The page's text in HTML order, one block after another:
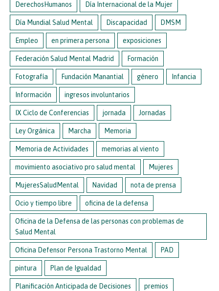
DerechosHumanos Día Internacional de la Mujer
Día Mundial Salud Mental Discapacidad DMSM
Empleo en primera persona exposiciones
Federación Salud Mental Madrid Formación
Fotografía Fundación Manantial género Infancia
Información ingresos involuntarios
IX Ciclo de Conferencias jornada Jornadas
Ley Orgánica Marcha Memoria
Memoria de Actividades memorias al viento
movimiento asociativo pro salud mental Mujeres
MujeresSaludMental Navidad nota de prensa
Ocio y tiempo libre oficina de la defensa
Oficina de la Defensa de las personas con problemas de
Salud Mental
Oficina Defensor Persona Trastorno Mental PAD
pintura Plan de Igualdad
Planificación Anticipada de Decisiones premios